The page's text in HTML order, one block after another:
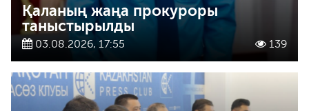
Қаланың жаңа прокуроры
таныстырылды
03.08.2026, 17:55 139